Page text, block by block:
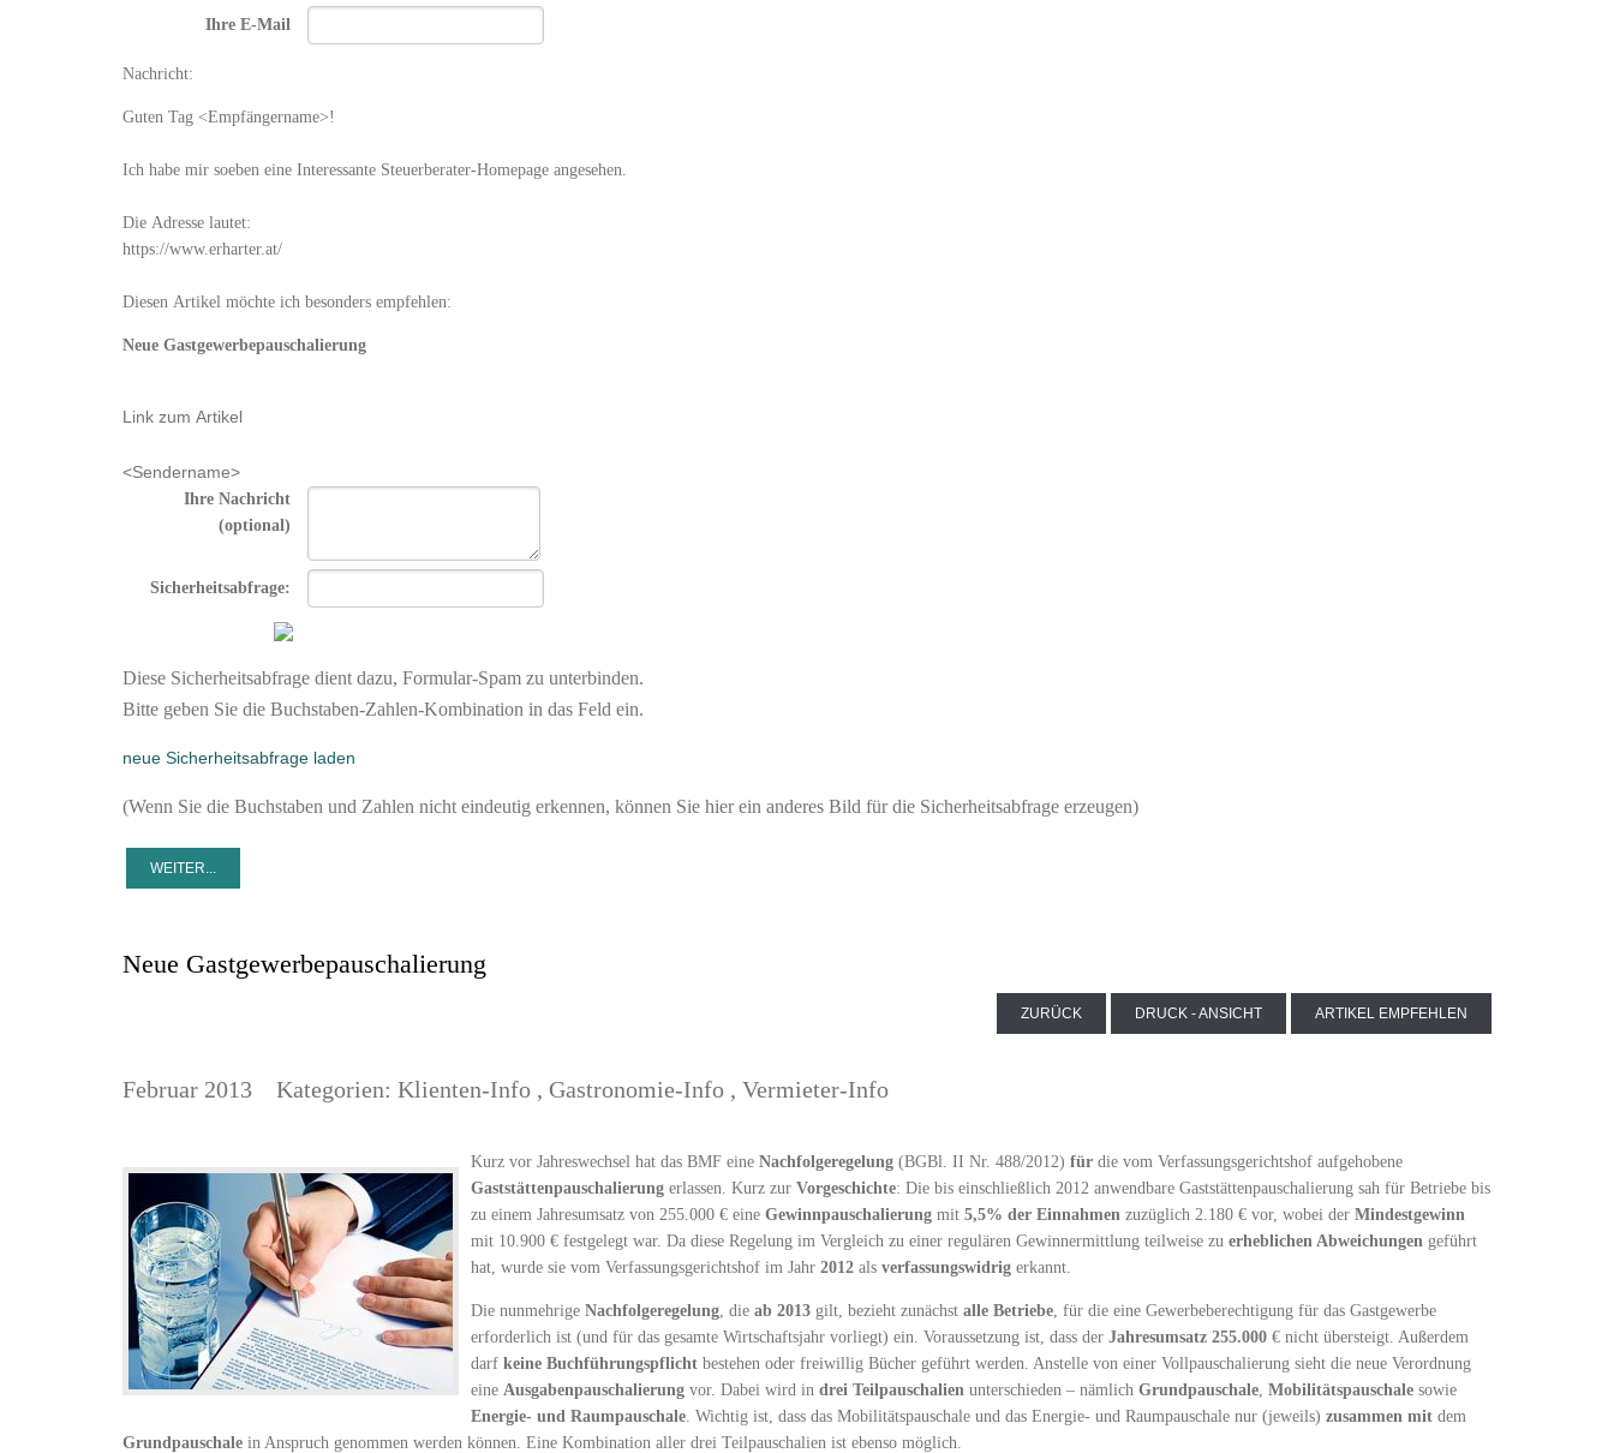
Ihre E-Mail
Nachricht:
Guten Tag <Empfängername>!
Ich habe mir soeben eine Interessante Steuerberater-Homepage angesehen.
Die Adresse lautet:
https://www.erharter.at/
Diesen Artikel möchte ich besonders empfehlen:
Neue Gastgewerbepauschalierung
Link zum Artikel
<Sendername>
Ihre Nachricht
(optional)
Sicherheitsabfrage:
Diese Sicherheitsabfrage dient dazu, Formular-Spam zu unterbinden.
Bitte geben Sie die Buchstaben-Zahlen-Kombination in das Feld ein.
neue Sicherheitsabfrage laden
(Wenn Sie die Buchstaben und Zahlen nicht eindeutig erkennen, können Sie hier ein anderes Bild für die Sicherheitsabfrage erzeugen)
Neue Gastgewerbepauschalierung
ZURÜCK DRUCK - ANSICHT ARTIKEL EMPFEHLEN
Februar 2013 Kategorien: Klienten-Info , Gastronomie-Info , Vermieter-Info
Kurz vor Jahreswechsel hat das BMF eine Nachfolgeregelung (BGBl. II Nr. 488/2012) für die vom Verfassungsgerichtshof aufgehobene
Gaststättenpauschalierung erlassen. Kurz zur Vorgeschichte: Die bis einschließlich 2012 anwendbare Gaststättenpauschalierung sah für Betriebe bis
zu einem Jahresumsatz von 255.000 € eine Gewinnpauschalierung mit 5,5% der Einnahmen zuzüglich 2.180 € vor, wobei der Mindestgewinn
mit 10.900 € festgelegt war. Da diese Regelung im Vergleich zu einer regulären Gewinnermittlung teilweise zu erheblichen Abweichungen geführt
hat, wurde sie vom Verfassungsgerichtshof im Jahr 2012 als verfassungswidrig erkannt.
Die nunmehrige Nachfolgeregelung , die ab 2013 gilt, bezieht zunächst alle Betriebe , für die eine Gewerbeberechtigung für das Gastgewerbe
erforderlich ist (und für das gesamte Wirtschaftsjahr vorliegt) ein. Voraussetzung ist, dass der Jahresumsatz 255.000 € nicht übersteigt. Außerdem
darf keine Buchführungspflicht bestehen oder freiwillig Bücher geführt werden. Anstelle von einer Vollpauschalierung sieht die neue Verordnung
eine Ausgabenpauschalierung vor. Dabei wird in drei Teilpauschalien unterschieden – nämlich Grundpauschale Mobilitätspauschale sowie
Energie- und Raumpauschale . Wichtig ist, dass das Mobilitätspauschale und das Energie- und Raumpauschale nur (jeweils) zusammen mit dem
Grundpauschale in Anspruch genommen werden können. Eine Kombination aller drei Teilpauschalien ist ebenso möglich.